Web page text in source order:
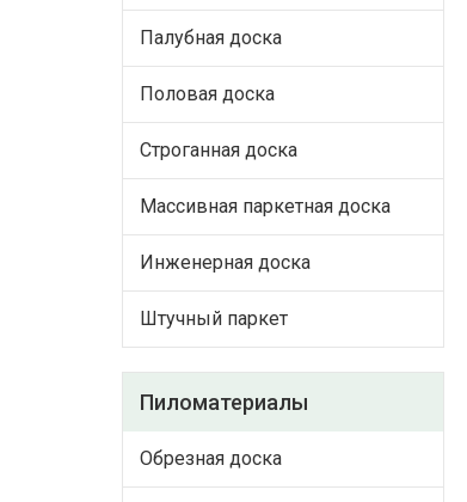
Палубная доска
Половая доска
Строганная доска
Массивная паркетная доска
Инженерная доска
Штучный паркет
Пиломатериалы
Обрезная доска